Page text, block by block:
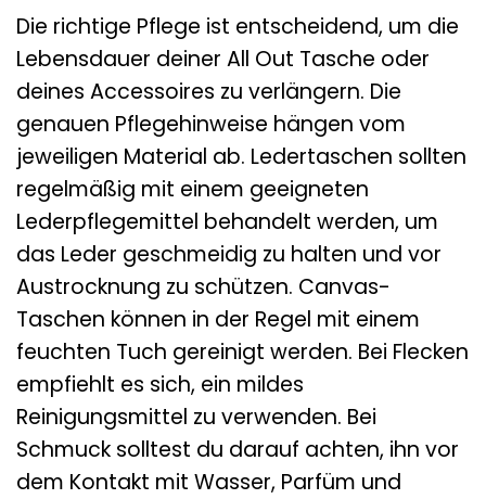
Die richtige Pflege ist entscheidend, um die
Lebensdauer deiner All Out Tasche oder
deines Accessoires zu verlängern. Die
genauen Pflegehinweise hängen vom
jeweiligen Material ab. Ledertaschen sollten
regelmäßig mit einem geeigneten
Lederpflegemittel behandelt werden, um
das Leder geschmeidig zu halten und vor
Austrocknung zu schützen. Canvas-
Taschen können in der Regel mit einem
feuchten Tuch gereinigt werden. Bei Flecken
empfiehlt es sich, ein mildes
Reinigungsmittel zu verwenden. Bei
Schmuck solltest du darauf achten, ihn vor
dem Kontakt mit Wasser, Parfüm und